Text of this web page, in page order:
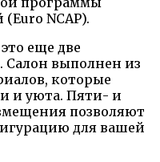
NCAP).
еще две
Салон выполнен из
которые
и уюта. Пяти- и
позволяют
для вашей